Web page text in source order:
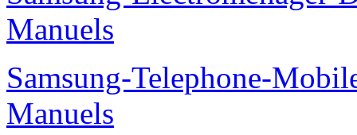
Manuels
Samsung-Telephone-
Manuels